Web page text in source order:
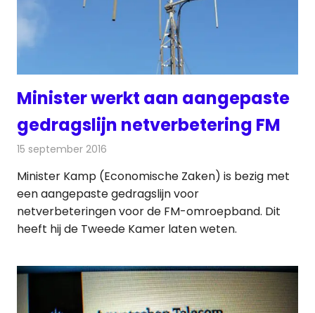
Minister werkt aan aangepaste
gedragslijn netverbetering FM
15 september 2016
Minister Kamp (Economische Zaken) is bezig met
een aangepaste gedragslijn voor
netverbeteringen voor de FM-omroepband. Dit
heeft hij de Tweede Kamer laten weten.